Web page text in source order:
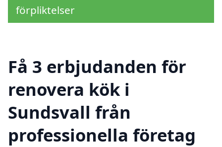
förpliktelser
Få 3 erbjudanden för
renovera kök i
Sundsvall från
professionella företag